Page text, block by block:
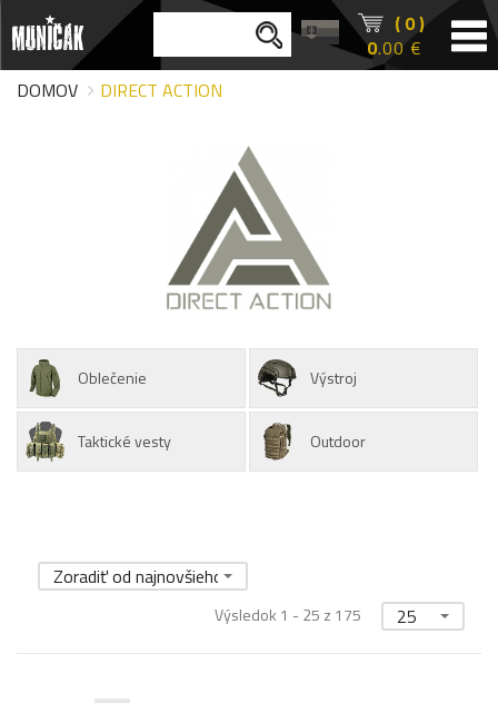
( 0 )
0.00 €
DOMOV
DIRECT ACTION
Oblečenie Výstroj
Taktické vesty Outdoor
Zoradiť od najnovšieho
Výsledok 1 - 25 z 175 25